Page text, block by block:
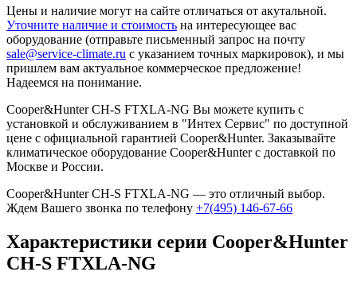
Цены и наличие могут на сайте отличаться от акутальной.
Уточните наличие и стоимость на интересующее вас
оборудование (отправьте письменный запрос на почту
sale@service-climate.ru с указанием точных маркировок), и мы
пришлем вам актуальное коммерческое предложение!
Надеемся на понимание.
Cooper&Hunter CH-S FTXLA-NG Вы можете купить с
установкой и обслуживанием в "Интех Сервис" по доступной
цене с официальной гарантией Cooper&Hunter. Заказывайте
климатическое оборудование Cooper&Hunter с доставкой по
Москве и России.
Cooper&Hunter CH-S FTXLA-NG — это отличный выбор.
Ждем Вашего звонка по телефону +7(495) 146-67-66
Характеристики серии Cooper&Hunter
CH-S FTXLA-NG